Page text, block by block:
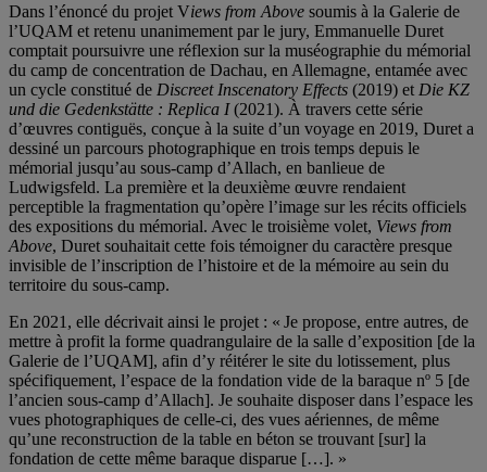
Dans l’énoncé du projet Views from Above soumis à la Galerie de
l’UQAM et retenu unanimement par le jury, Emmanuelle Duret
comptait poursuivre une réflexion sur la muséographie du mémorial
du camp de concentration de Dachau, en Allemagne, entamée avec
un cycle constitué de Discreet Inscenatory Effects (2019) et Die KZ
und die Gedenkstätte : Replica I(2021). À travers cette série
d’œuvres contiguës, conçue à la suite d’un voyage en 2019, Duret a
dessiné un parcours photographique en trois temps depuis le
mémorial jusqu’au sous-camp d’Allach, en banlieue de
Ludwigsfeld. La première et la deuxième œuvre rendaient
perceptible la fragmentation qu’opère l’image sur les récits officiels
des expositions du mémorial. Avec le troisième volet, Views from
Above, Duret souhaitait cette fois témoigner du caractère presque
invisible de l’inscription de l’histoire et de la mémoire au sein du
territoire du sous-camp.
En 2021, elle décrivait ainsi le projet : « Je propose, entre autres, de
mettre à profit la forme quadrangulaire de la salle d’exposition [de la
Galerie de l’UQAM], afin d’y réitérer le site du lotissement, plus
spécifiquement, l’espace de la fondation vide de la baraque nº 5 [de
l’ancien sous-camp d’Allach]. Je souhaite disposer dans l’espace les
vues photographiques de celle-ci, des vues aériennes, de même
qu’une reconstruction de la table en béton se trouvant [sur] la
fondation de cette même baraque disparue […]. »